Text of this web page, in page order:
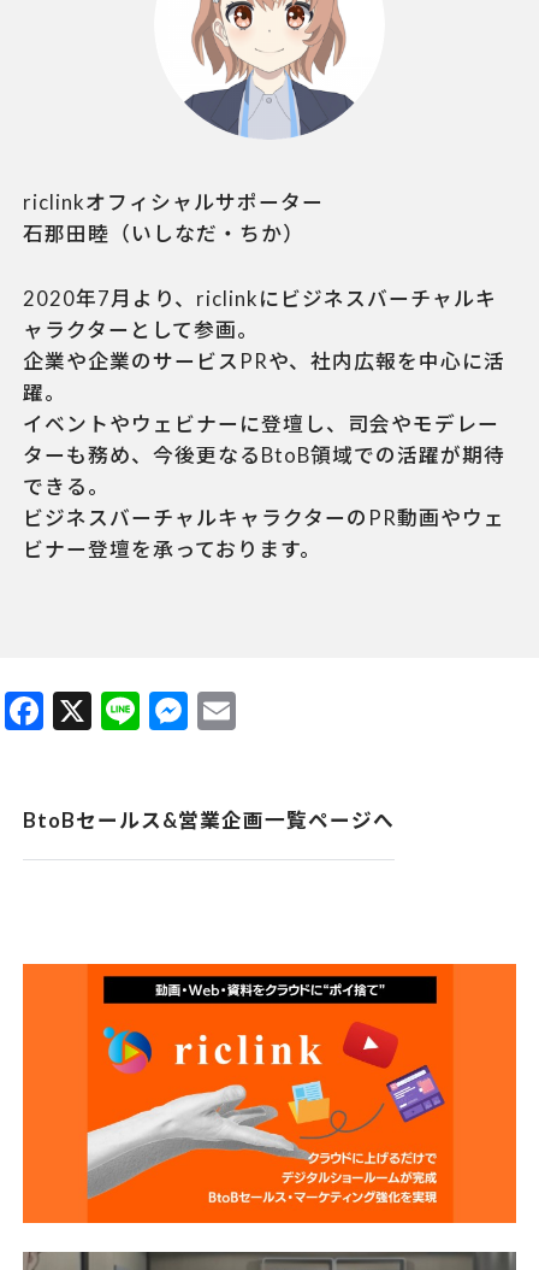
riclinkオフィシャルサポーター
石那田睦 （いしなだ・ちか）
2020年7月より、riclinkにビジネスバーチャルキ
ャラクターとして参画。
企業や企業のサービスPRや、社内広報を中心に活
躍。
イベントやウェビナーに登壇し、司会やモデレー
ターも務め、今後更なるBtoB領域での活躍が期待
できる。
ビジネスバーチャルキャラクターのPR動画やウェ
ビナー登壇を承っております。
Facebook
X LineMessenger
BtoBセールス&営業企画一覧ページへ